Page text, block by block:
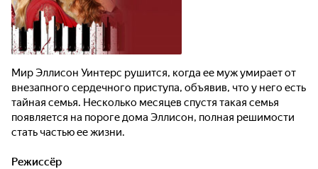
Мир Эллисон Уинтерс рушится, когда ее муж умирает от
внезапного сердечного приступа, объявив, что у него есть
тайная семья. Несколько месяцев спустя такая семья
появляется на пороге дома Эллисон, полная решимости
стать частью ее жизни.
Режиссёр